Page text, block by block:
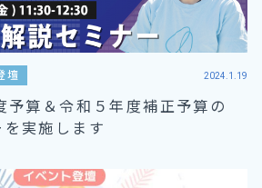
壇 2024.1.19
算＆令和５年度補正予算の
実施します